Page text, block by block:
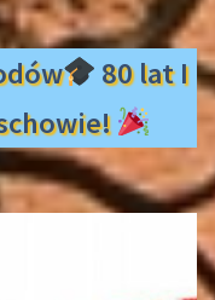
80 lat I